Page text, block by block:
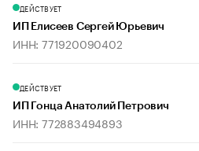
ДЕЙСТВУЕТ
ИП Елисеев Сергей Юрьевич
ИНН: 771920090402
ДЕЙСТВУЕТ
ИП Гонца Анатолий Петрович
ИНН: 772883494893